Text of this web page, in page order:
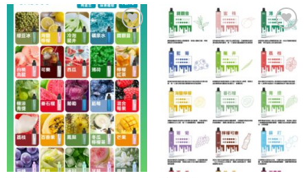
NT$200
到
NT$400
Add to
wishlist
Add to